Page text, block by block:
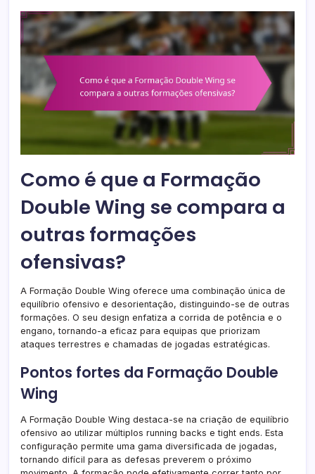
Como é que a Formação
Double Wing se compara a
outras formações
ofensivas?
A Formação Double Wing oferece uma combinação única de
equilíbrio ofensivo e desorientação, distinguindo-se de outras
formações. O seu design enfatiza a corrida de potência e o
engano, tornando-a eficaz para equipas que priorizam
ataques terrestres e chamadas de jogadas estratégicas.
Pontos fortes da Formação Double
Wing
A Formação Double Wing destaca-se na criação de equilíbrio
ofensivo ao utilizar múltiplos running backs e tight ends. Esta
configuração permite uma gama diversificada de jogadas,
tornando difícil para as defesas preverem o próximo